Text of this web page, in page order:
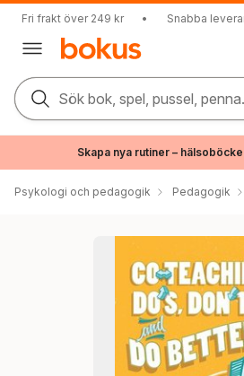
Fri frakt över 249 kr • Snabba
Sök bok, spel, pussel,
Skapa nya rutiner –
Psykologi och pedagogik Pedagogik